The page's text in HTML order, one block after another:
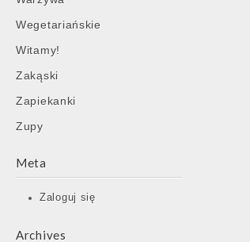
Wegetariańskie
Witamy!
Zakąski
Zapiekanki
Zupy
Meta
Zaloguj się
Archives